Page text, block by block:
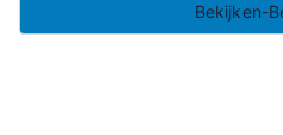
Bekijken-